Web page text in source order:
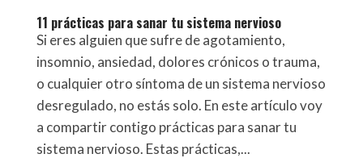
11 prácticas para sanar tu sistema nervioso
Si eres alguien que sufre de agotamiento,
insomnio, ansiedad, dolores crónicos o trauma,
o cualquier otro síntoma de un sistema nervioso
desregulado, no estás solo. En este artículo voy
a compartir contigo prácticas para sanar tu
sistema nervioso. Estas prácticas,...